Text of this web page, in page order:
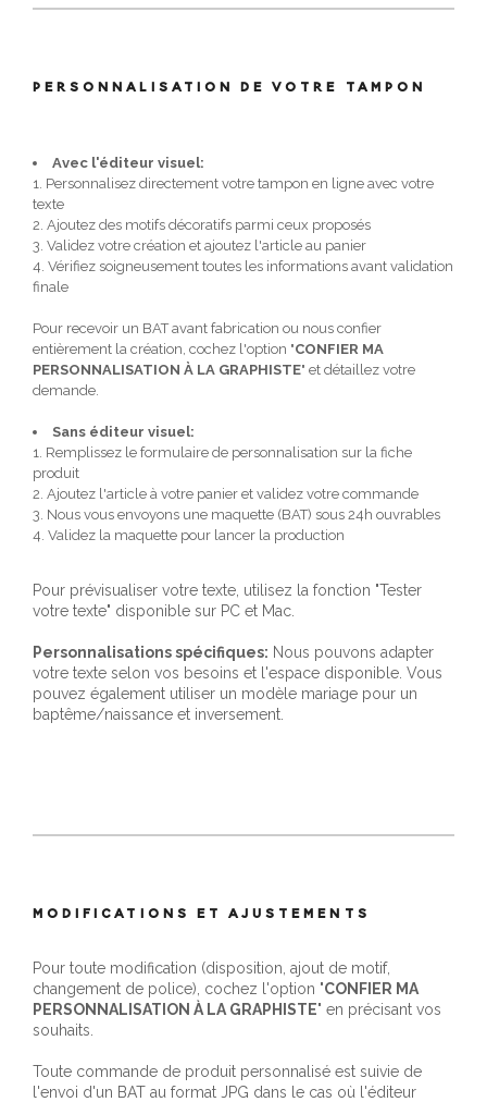
PERSONNALISATION DE VOTRE TAMPON
Avec l'éditeur visuel:
1. Personnalisez directement votre tampon en ligne avec votre
texte
2. Ajoutez des motifs décoratifs parmi ceux proposés
3. Validez votre création et ajoutez l'article au panier
4. Vérifiez soigneusement toutes les informations avant validation
finale
Pour recevoir un BAT avant fabrication ou nous confier
entièrement la création, cochez l'option "CONFIER MA
PERSONNALISATION À LA GRAPHISTE" et détaillez votre
demande.
Sans éditeur visuel:
1. Remplissez le formulaire de personnalisation sur la fiche
produit
2. Ajoutez l'article à votre panier et validez votre commande
3. Nous vous envoyons une maquette (BAT) sous 24h ouvrables
4. Validez la maquette pour lancer la production
Pour prévisualiser votre texte, utilisez la fonction "Tester
votre texte" disponible sur PC et Mac.
Personnalisations spécifiques: Nous pouvons adapter
votre texte selon vos besoins et l'espace disponible. Vous
pouvez également utiliser un modèle mariage pour un
baptême/naissance et inversement.
MODIFICATIONS ET AJUSTEMENTS
Pour toute modification (disposition, ajout de motif,
changement de police), cochez l'option "CONFIER MA
PERSONNALISATION À LA GRAPHISTE" en précisant vos
souhaits.
Toute commande de produit personnalisé est suivie de
l'envoi d'un BAT au format JPG dans le cas où l'éditeur